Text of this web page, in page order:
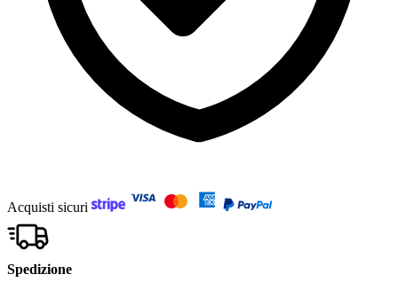
Acquisti sicuri
Spedizione